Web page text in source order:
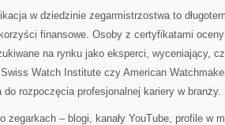
w dziedzinie zegarmistrzostwa to
finansowe. Osoby z certyfikatami
na rynku jako eksperci, wyceniający,
Watch Institute czy American
do rozpoczęcia profesjonalnej kariery w branży.
zegarkach – blogi, kanały YouTube, profile w